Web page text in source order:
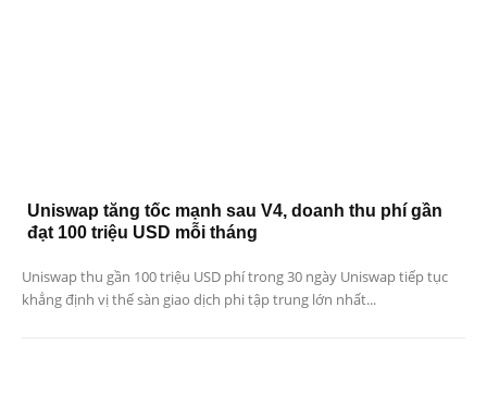
Uniswap tăng tốc mạnh sau V4, doanh thu phí gần
đạt 100 triệu USD mỗi tháng
Uniswap thu gần 100 triệu USD phí trong 30 ngày Uniswap tiếp tục
khẳng định vị thế sàn giao dịch phi tập trung lớn nhất...